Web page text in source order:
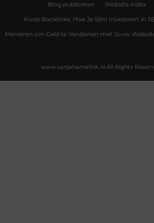
Blog publiceren Website index
Koop Backlinks: Hoe Je Slim Investeert in
Manieren om Geld te Verdienen met Jouw
All Rights
www.sanjahamelink.nl.